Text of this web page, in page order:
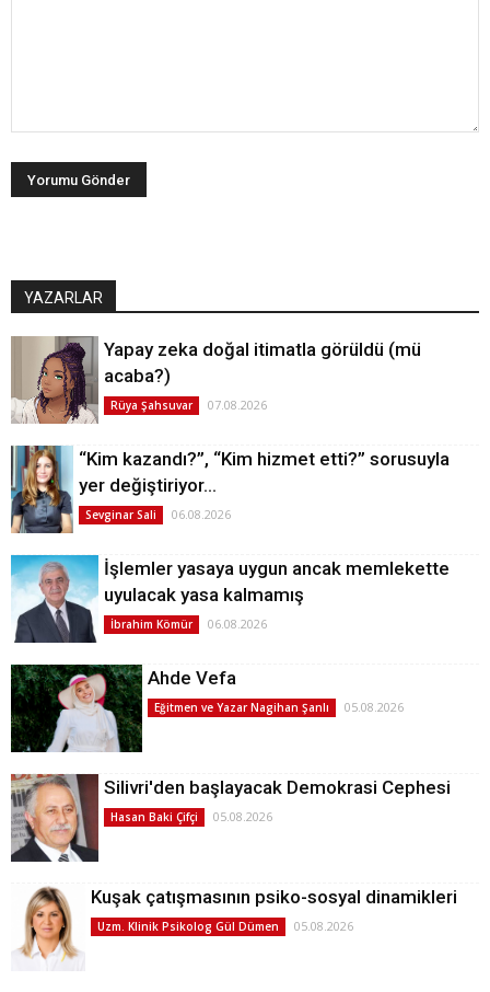
YAZARLAR
Yapay zeka doğal itimatla görüldü (mü
acaba?)
Rüya Şahsuvar 07.08.2026
“Kim kazandı?”, “Kim hizmet etti?” sorusuyla
yer değiştiriyor…
Sevginar Sali 06.08.2026
İşlemler yasaya uygun ancak memlekette
uyulacak yasa kalmamış
İbrahim Kömür 06.08.2026
Ahde Vefa
Eğitmen ve Yazar Nagihan Şanlı 05.08.2026
Silivri'den başlayacak Demokrasi Cephesi
Hasan Baki Çifçi 05.08.2026
Kuşak çatışmasının psiko-sosyal dinamikleri
Uzm. Klinik Psikolog Gül Dümen 05.08.2026